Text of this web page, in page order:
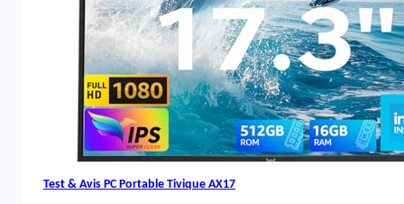
Test & Avis PC Portable Tivique AX17